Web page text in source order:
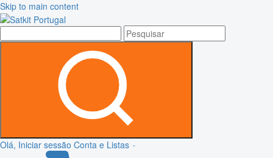
Skip to main content
Olá, Iniciar sessão Conta e Listas